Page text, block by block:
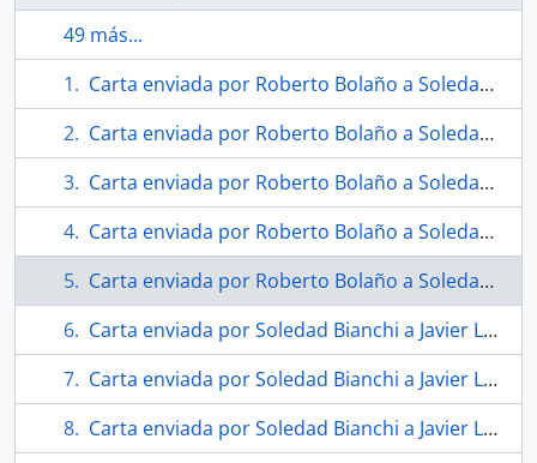
49 más...
Carta enviada por Roberto Bolaño a Soledad Bianchi
Carta enviada por Roberto Bolaño a Soledad Bianchi
Carta enviada por Roberto Bolaño a Soledad Bianchi
Carta enviada por Roberto Bolaño a Soledad Bianchi
Carta enviada por Roberto Bolaño a Soledad Bianchi
Carta enviada por Soledad Bianchi a Javier Lentini
Carta enviada por Soledad Bianchi a Javier Lentini
Carta enviada por Soledad Bianchi a Javier Lentini